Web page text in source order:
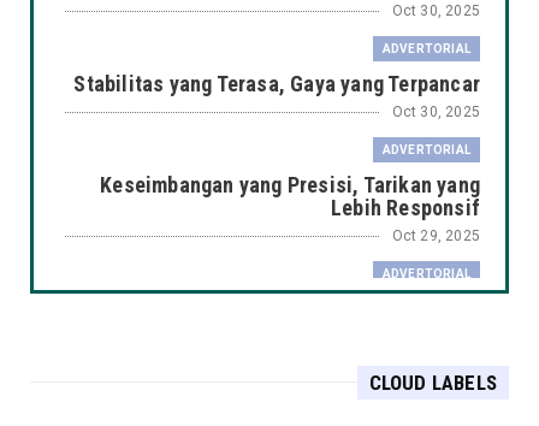
Oct 30, 2025
ADVERTORIAL
Stabilitas yang Terasa, Gaya yang Terpancar
Oct 30, 2025
ADVERTORIAL
Keseimbangan yang Presisi, Tarikan yang
Lebih Responsif
Oct 29, 2025
ADVERTORIAL
CLOUD LABELS